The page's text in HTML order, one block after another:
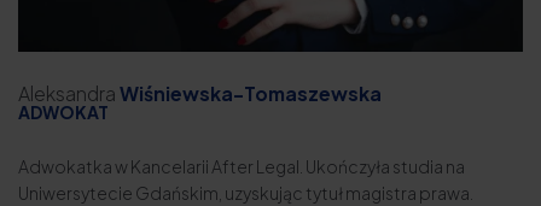
Aleksandra Wiśniewska-Tomaszewska
ADWOKAT
Adwokatka w Kancelarii After Legal. Ukończyła studia na
Uniwersytecie Gdańskim, uzyskując tytuł magistra prawa.